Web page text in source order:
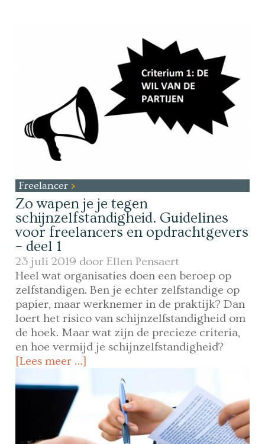
Freelancer
Zo wapen je je tegen
schijnzelfstandigheid. Guidelines
voor freelancers en opdrachtgevers
– deel 1
23 juli 2019 doorEllen Pensaert
Heel wat organisaties doen een beroep op
zelfstandigen. Ben je echter zelfstandige op
papier, maar werknemer in de praktijk? Dan
loert het risico van schijnzelfstandigheid om
de hoek. Maar wat zijn de precieze criteria,
en hoe vermijd je schijnzelfstandigheid?
[Lees meer …]